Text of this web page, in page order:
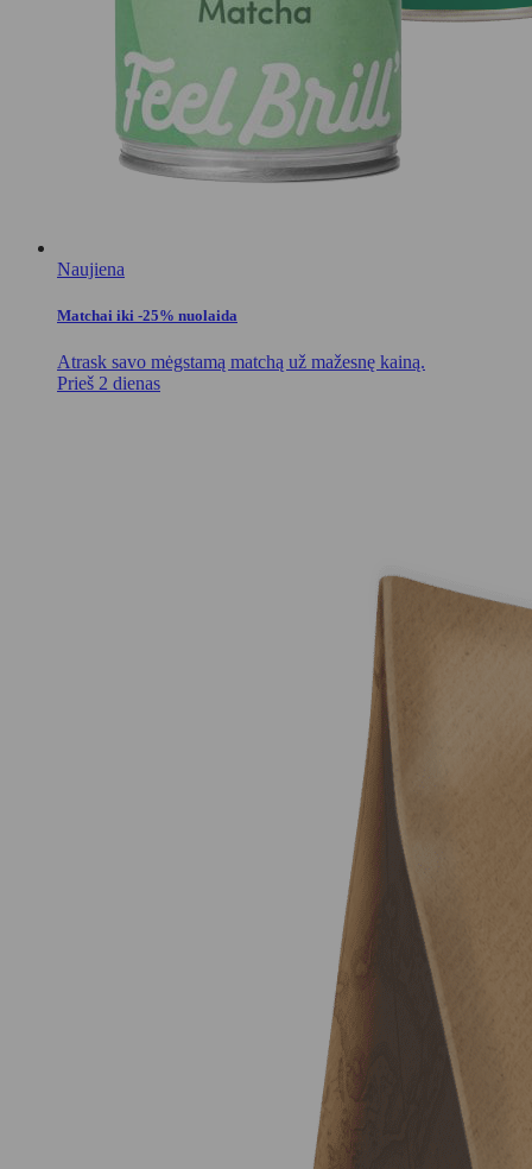
Naujiena
Matchai iki -25% nuolaida
Atrask savo mėgstamą matchą už mažesnę kainą.
Prieš 2 dienas